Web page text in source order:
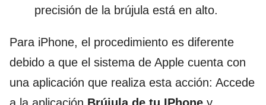
precisión de la brújula está en alto.
Para iPhone, el procedimiento es diferente
debido a que el sistema de Apple cuenta con
una aplicación que realiza esta acción: Accede